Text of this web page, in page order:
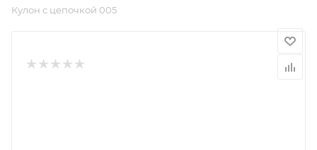
Кулон с цепочкой 005